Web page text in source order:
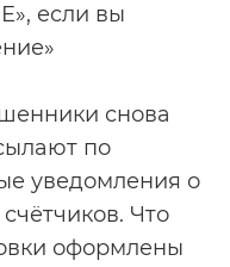
если вы
снова
по
уведомления о
Что
оформлены